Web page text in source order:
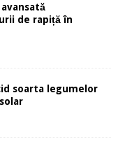
de rapiță în
soarta legumelor